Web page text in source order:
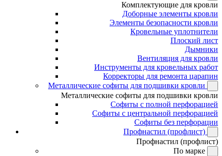
Комплектующие для кровли
Доборные элементы кровли
Элементы безопасности кровли
Кровельные уплотнители
Плоский лист
Дымники
Вентиляция для кровли
Инструменты для кровельных работ
Корректоры для ремонта царапин
Металлические софиты для подшивки кровли
Металлические софиты для подшивки кровли
Софиты с полной перфорацией
Софиты с центральной перфорацией
Софиты без перфорации
Профнастил (профлист)
Профнастил (профлист)
По марке